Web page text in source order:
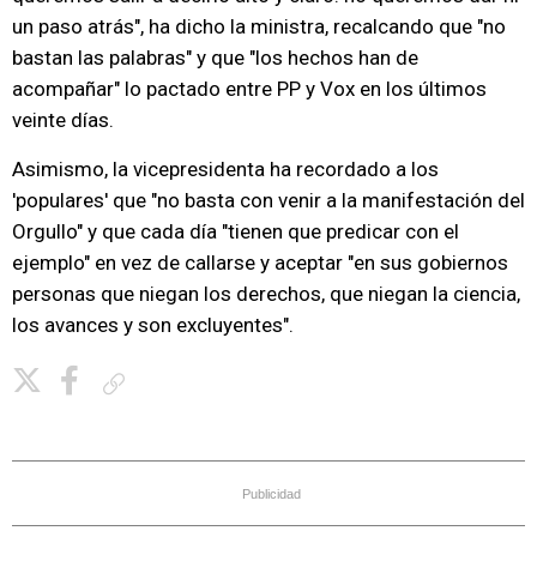
un paso atrás", ha dicho la ministra, recalcando que "no
bastan las palabras" y que "los hechos han de
acompañar" lo pactado entre PP y Vox en los últimos
veinte días.
Asimismo, la vicepresidenta ha recordado a los
'populares' que "no basta con venir a la manifestación del
Orgullo" y que cada día "tienen que predicar con el
ejemplo" en vez de callarse y aceptar "en sus gobiernos
personas que niegan los derechos, que niegan la ciencia,
los avances y son excluyentes".
Publicidad